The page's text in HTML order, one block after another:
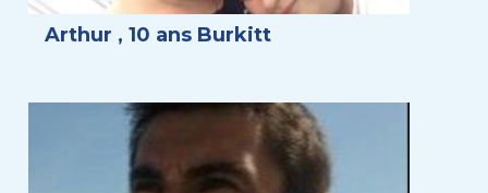
Arthur , 10 ans Burkitt